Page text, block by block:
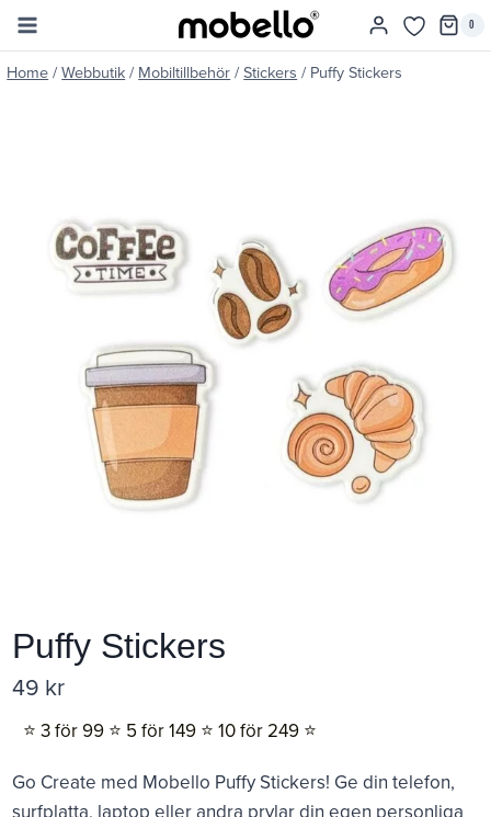
Skip
content
0
Home / Webbutik / Mobiltillbehör / Stickers / Puffy Stickers
Puffy Stickers
49 kr
⭐️ 3 för 99 ⭐️ 5 för 149 ⭐️ 10 för 249 ⭐️
Go Create med Mobello Puffy Stickers! Ge din telefon,
surfplatta, laptop eller andra prylar din egen personliga